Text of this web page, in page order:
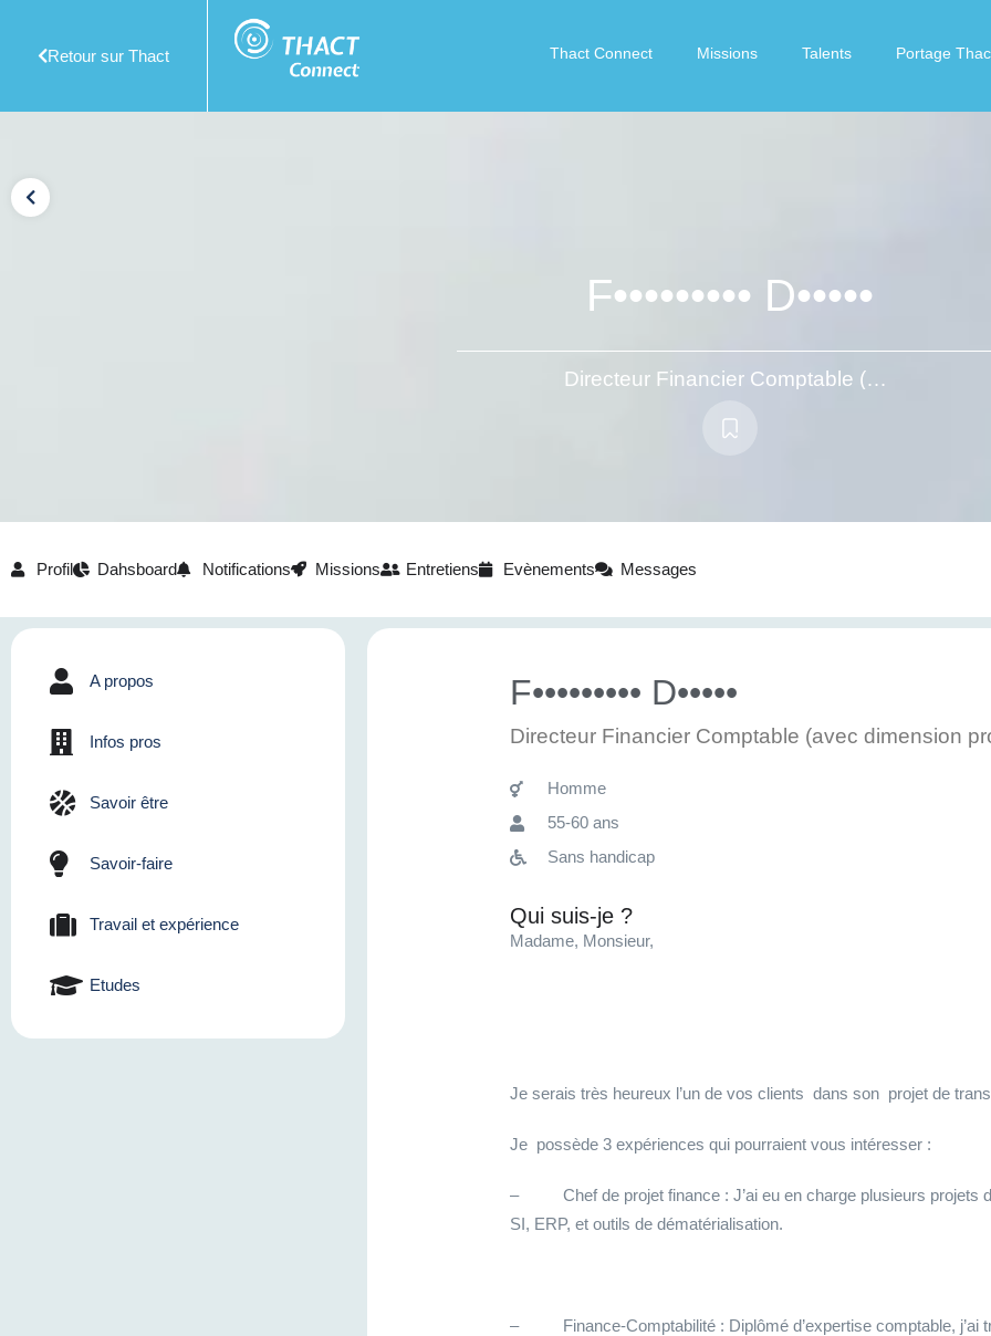
Retour sur Thact Thact Connect Missions Talents Portage
F••••••••• D•••••
Directeur Financier Comptable (avec dimension projets)
Profil Dahsboard Notifications Missions Entretiens Evènements Messages
A propos
Infos pros
Savoir être
Savoir-faire
Travail et expérience
Etudes
F••••••••• D•••••
Directeur Financier Comptable (avec dimension
Homme
55-60 ans
Sans handicap
Qui suis-je ?
Madame, Monsieur,
Je serais très heureux l’un de vos clients dans son projet de
Je possède 3 expériences qui pourraient vous intéresser :
– Chef de projet finance : J’ai eu en charge plusieurs projets
SI, ERP, et outils de dématérialisation.
– Finance-Comptabilité : Diplômé d’expertise comptable, j’ai